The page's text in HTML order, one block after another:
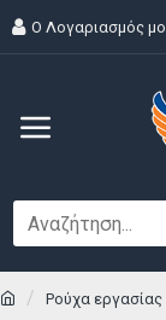
Ο Λογαριασμός
Ρούχα εργασίας